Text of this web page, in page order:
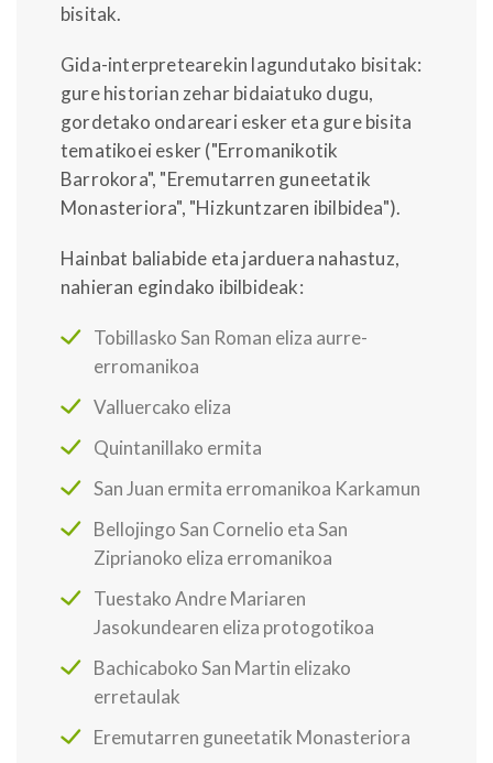
bisitak.
Gida-interpretearekin lagundutako bisitak:
gure historian zehar bidaiatuko dugu,
gordetako ondareari esker eta gure bisita
tematikoei esker ("Erromanikotik
Barrokora", "Eremutarren guneetatik
Monasteriora", "Hizkuntzaren ibilbidea").
Hainbat baliabide eta jarduera nahastuz,
nahieran egindako ibilbideak:
Tobillasko San Roman eliza aurre-
erromanikoa
Valluercako eliza
Quintanillako ermita
San Juan ermita erromanikoa Karkamun
Bellojingo San Cornelio eta San
Ziprianoko eliza erromanikoa
Tuestako Andre Mariaren
Jasokundearen eliza protogotikoa
Bachicaboko San Martin elizako
erretaulak
Eremutarren guneetatik Monasteriora